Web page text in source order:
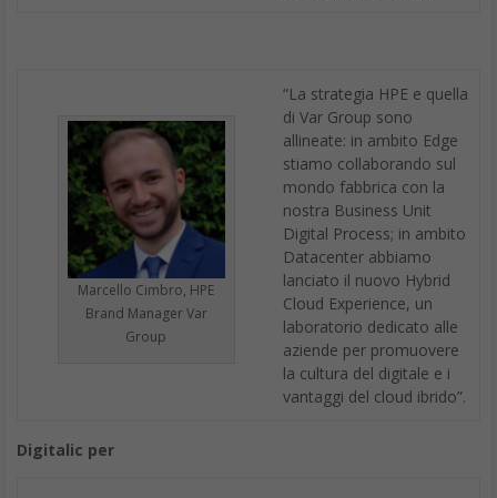
Marcello Cimbro, HPE
Brand Manager Var
Group
“La strategia HPE e quella
di Var Group sono
allineate: in ambito Edge
stiamo collaborando sul
mondo fabbrica con la
nostra Business Unit
Digital Process; in ambito
Datacenter abbiamo
lanciato il nuovo Hybrid
Cloud Experience, un
laboratorio dedicato alle
aziende per promuovere
la cultura del digitale e i
vantaggi del cloud ibrido”.
Digitalic per